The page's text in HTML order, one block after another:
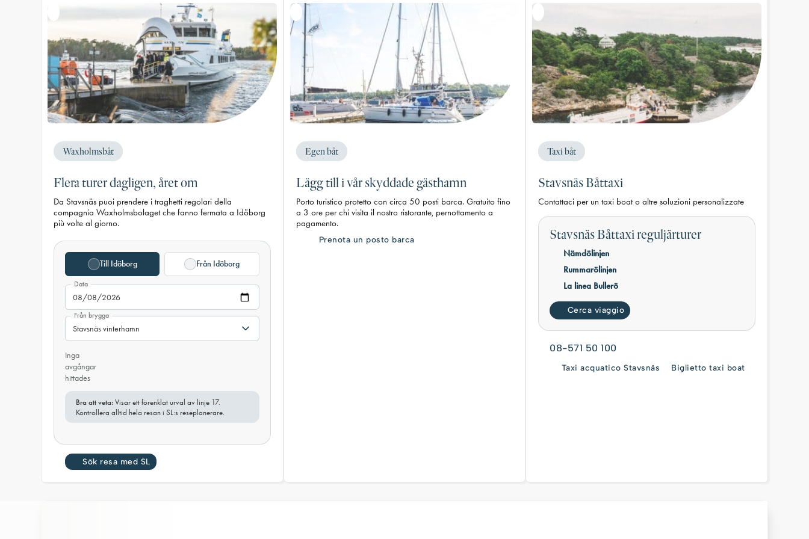
Waxholmsbåt
Flera turer dagligen, året om
Da Stavsnäs puoi prendere i traghetti regolari della
compagnia Waxholmsbolaget che fanno fermata a Idöborg
più volte al giorno.
Till Idöborg Från Idöborg
Data
Från brygga
Inga
avgångar
hittades
Bra att veta: Visar ett förenklat urval av linje 17.
Kontrollera alltid hela resan i SL:s reseplanerare.
Sök resa med SL
Egen båt
Lägg till i vår skyddade gästhamn
Porto turistico protetto con circa 50 posti barca. Gratuito fino
a 3 ore per chi visita il nostro ristorante, pernottamento a
pagamento.
Prenota un posto barca
Taxi båt
Stavsnäs Båttaxi
Contattaci per un taxi boat o altre soluzioni personalizzate
Stavsnäs Båttaxi reguljärturer
Nämdölinjen
Rummarölinjen
La linea Bullerö
Cerca viaggio
08-571 50 100
Taxi acquatico Stavsnäs Biglietto taxi boat